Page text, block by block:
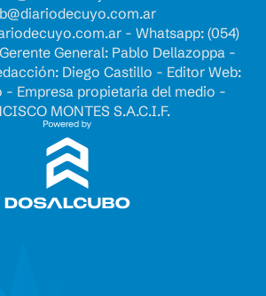
- Whatsapp: (054)
General: Pablo Dellazoppa -
Diego Castillo - Editor Web:
- Empresa propietaria del medio -
MONTES S.A.C.I.F.